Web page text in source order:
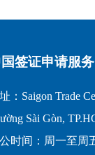
签证申请服
：Saigon Trade
Sài Gòn,
时间：周一至周